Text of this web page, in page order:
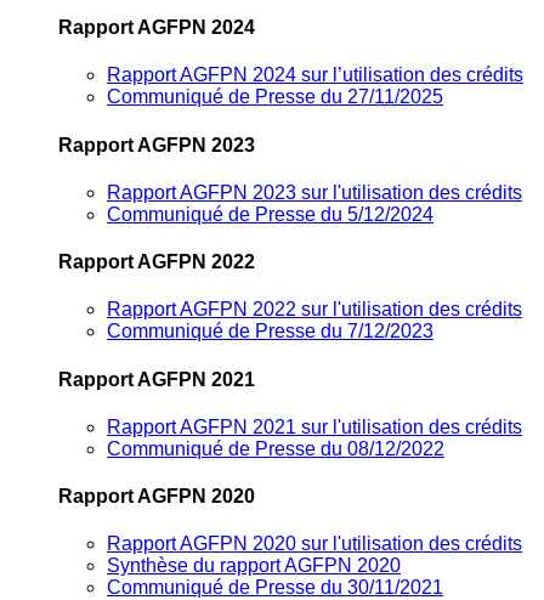
Rapport AGFPN 2024
Rapport AGFPN 2024 sur l’utilisation des crédits
Communiqué de Presse du 27/11/2025
Rapport AGFPN 2023
Rapport AGFPN 2023 sur l'utilisation des crédits
Communiqué de Presse du 5/12/2024
Rapport AGFPN 2022
Rapport AGFPN 2022 sur l'utilisation des crédits
Communiqué de Presse du 7/12/2023
Rapport AGFPN 2021
Rapport AGFPN 2021 sur l'utilisation des crédits
Communiqué de Presse du 08/12/2022
Rapport AGFPN 2020
Rapport AGFPN 2020 sur l'utilisation des crédits
Synthèse du rapport AGFPN 2020
Communiqué de Presse du 30/11/2021